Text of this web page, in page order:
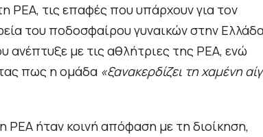
ΡΕΑ, τις επαφές που υπάρχουν για τον
του ποδοσφαίρου γυναικών στην
ανέπτυξε με τις αθλήτριες της ΡΕΑ, ενώ
πως η ομάδα «ξανακερδίζει τη χαμένη
ήταν κοινή απόφαση με τη διοίκηση,